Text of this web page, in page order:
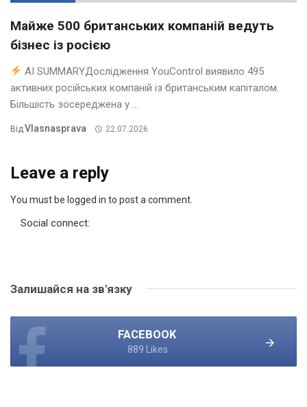
Майже 500 британських компаній ведуть
бізнес із росією
AI SUMMARYДослідження YouControl виявило 495
активних російських компаній із британським капіталом.
Більшість зосереджена у ...
ВідVlasnasprava 22.07.2026
Leave a reply
You must be logged in to post a comment.
Social connect:
Залишайся на зв'язку
FACEBOOK
889 Likes